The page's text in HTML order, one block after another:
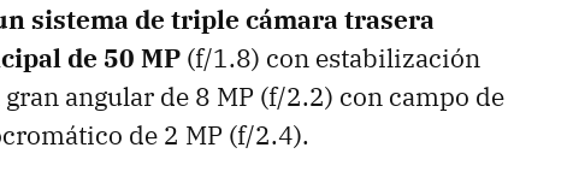
sistema de triple cámara trasera
de 50 MP (f/1.8) con estabilización
angular de 8 MP (f/2.2) con campo de
de 2 MP (f/2.4).